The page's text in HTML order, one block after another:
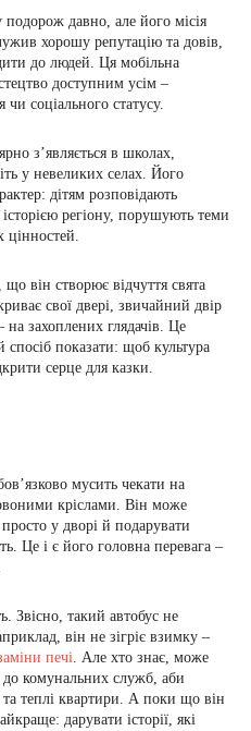
давно, але його місія
хорошу репутацію та довів,
до людей. Ця мобільна
доступним усім –
соціального статусу.
з’являється в школах,
у невеликих селах. Його
дітям розповідають
регіону, порушують теми
цінностей.
він створює відчуття свята
свої двері, звичайний двір
на захоплених глядачів. Це
показати: щоб культура
серце для казки.
мусить чекати на
кріслами. Він може
у дворі й подарувати
Це і є його головна перевага –
Звісно, такий автобус не
він не зігріє взимку –
печі. Але хто знає, може
до комунальних служб, аби
та теплі квартири. А поки що він
дарувати історії, які